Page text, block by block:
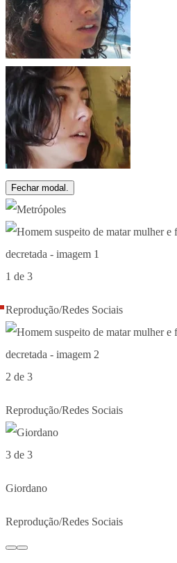
Fechar modal.
1 de 3
Reprodução/Redes Sociais
2 de 3
Reprodução/Redes Sociais
3 de 3
Giordano
Reprodução/Redes Sociais